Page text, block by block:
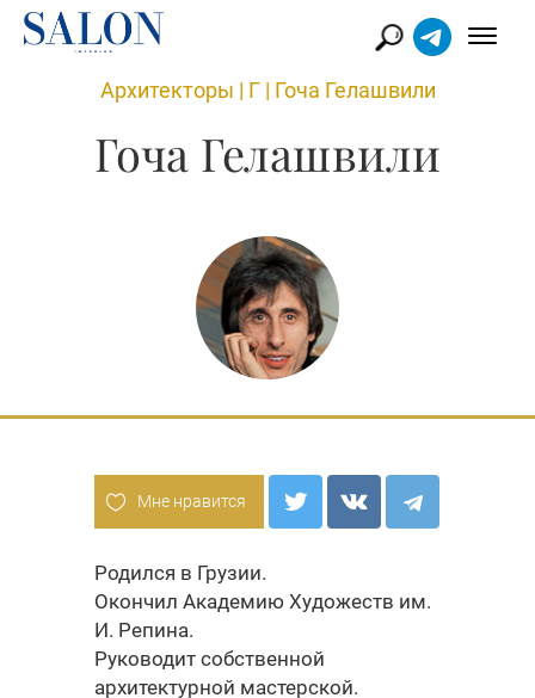
Архитекторы | Г | Гоча Гелашвили
Гоча Гелашвили
Мне нравится
Родился в Грузии.
Окончил Академию Художеств им.
И. Репина.
Руководит собственной
архитектурной мастерской.